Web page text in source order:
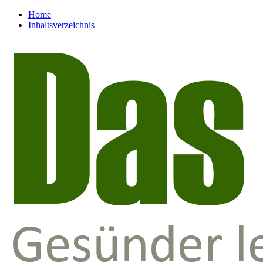
Home
Inhaltsverzeichnis